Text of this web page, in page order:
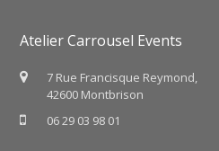
Atelier Carrousel Events
7 Rue Francisque Reymond,
42600 Montbrison
06 29 03 98 01